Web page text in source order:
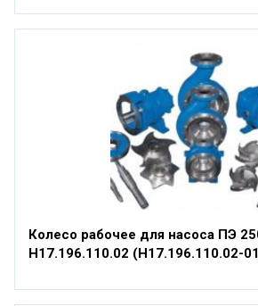
Колесо рабочее для насоса ПЭ
Н17.196.110.02 (Н17.196.110.02-